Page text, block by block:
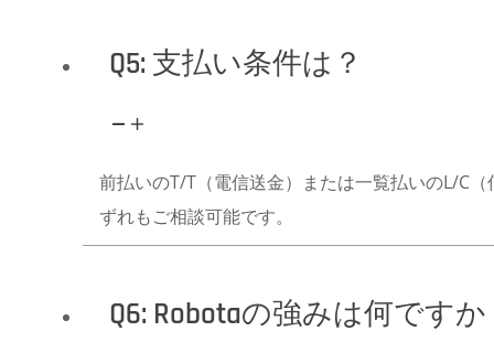
Q5: 支払い条件は？
前払いのT/T（電信送金）または一覧払いのL/C
ずれもご相談可能です。
Q6: Robotaの強みは何です